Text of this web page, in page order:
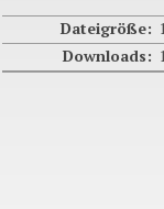
Dateigröße:
Downloads: